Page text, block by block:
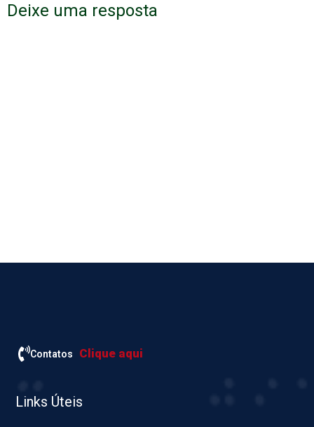
Deixe uma resposta
Contatos Clique aqui
Links Úteis